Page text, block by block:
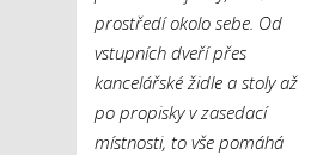
prostředí okolo sebe. Od
vstupních dveří přes
kancelářské židle a stoly až
po propisky v zasedací
místnosti, to vše pomáhá